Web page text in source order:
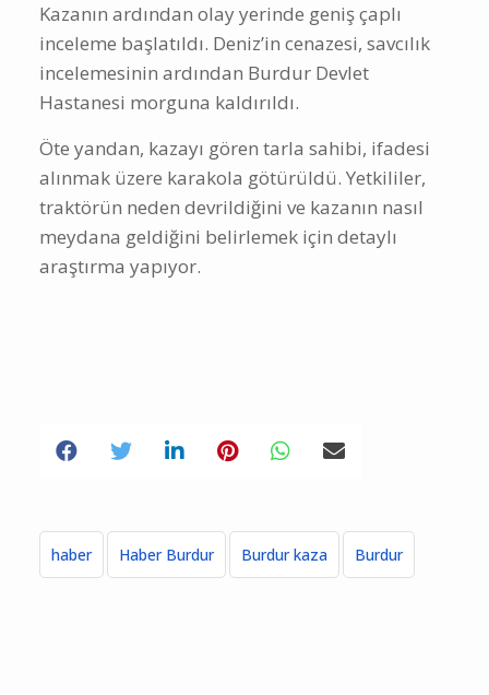
Kazanın ardından olay yerinde geniş çaplı
inceleme başlatıldı. Deniz’in cenazesi, savcılık
incelemesinin ardından Burdur Devlet
Hastanesi morguna kaldırıldı.
Öte yandan, kazayı gören tarla sahibi, ifadesi
alınmak üzere karakola götürüldü. Yetkililer,
traktörün neden devrildiğini ve kazanın nasıl
meydana geldiğini belirlemek için detaylı
araştırma yapıyor.
haber Haber Burdur Burdur kaza Burdur